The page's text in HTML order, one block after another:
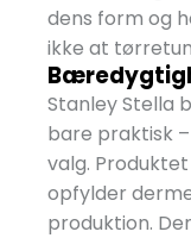
dens form og
ikke at
Stanley Stella
bare praktisk
valg.
opfylder
produktion.